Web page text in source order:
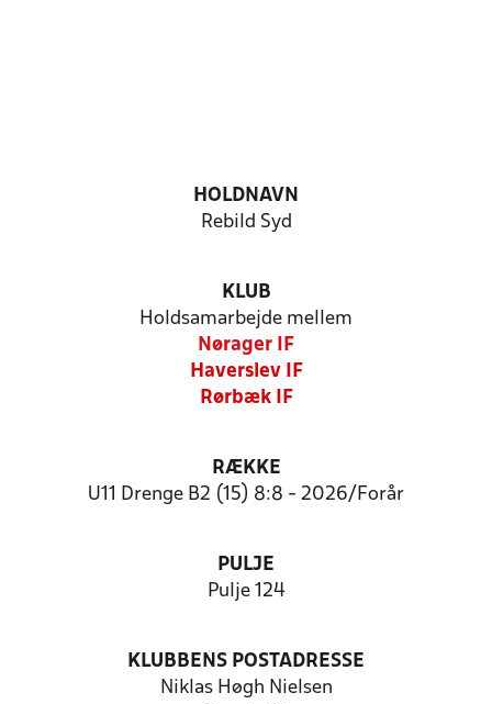
HOLDNAVN
Rebild Syd
KLUB
Holdsamarbejde mellem
Nørager IF
Haverslev IF
Rørbæk IF
RÆKKE
U11 Drenge B2 (15) 8:8 - 2026/Forår
PULJE
Pulje 124
KLUBBENS POSTADRESSE
Niklas Høgh Nielsen